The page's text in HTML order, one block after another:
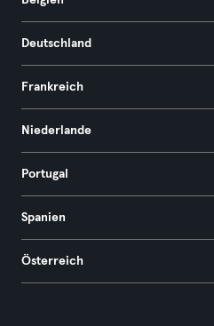
Deutschland
Frankreich
Niederlande
Portugal
Spanien
Österreich